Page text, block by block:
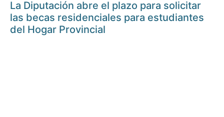
La Diputación abre el plazo para solicitar
las becas residenciales para estudiantes
del Hogar Provincial